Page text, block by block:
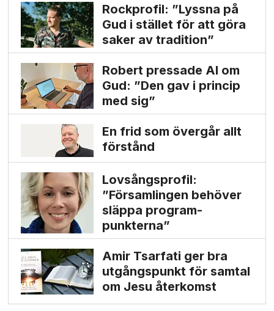
Rockprofil: ”Lyssna på
Gud i stället för att göra
saker av tradition”
Robert pressade Al om
Gud: ”Den gav i princip
med sig”
En frid som övergår allt
förstånd
Lovsångsprofil:
”Församlingen behöver
släppa program­
punkterna”
Amir Tsarfati ger bra
utgångs­punkt för samtal
om Jesu återkomst